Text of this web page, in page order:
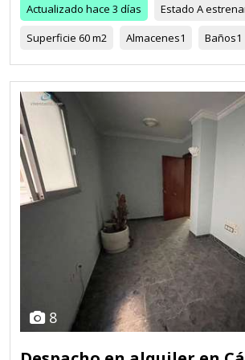
Actualizado hace 3 días Estado A
Superficie 60 m2 Almacenes1 Baños1
8